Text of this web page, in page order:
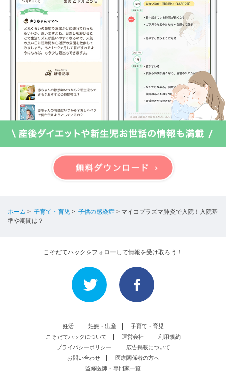
ホーム > 子育て・育児 > 子供の感染症 > マイコプラズマ肺炎で入院！入院基
準や期間は？
こそだてハックをフォローして情報を受け取ろう！
妊活 妊娠・出産
子育て・育児
こそだてハックについて
運営会社
利用規約
プライバシーポリシー
広告掲載について
お問い合わせ
医療関係者の方へ
監修医師・専門家一覧